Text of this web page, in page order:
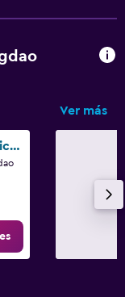
Ver más
Sheraton Qingdao Licang Hotel